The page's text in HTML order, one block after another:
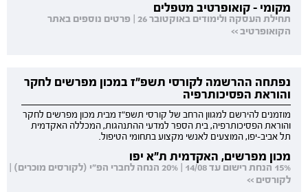
מקומי - קואופרטיב מטפלים
תחילת העסקה ולימודים באוקטובר 26 | פרטים נוספים באתר
הקואופרטיב >>
נפתחה ההרשמה לקורסי תשפ"ז במכון מפרשים לחקר
והוראת הפסיכותרפיה
מוזמנים להירשם למגוון הרחב של קורסי תשפ"ז מבית מכון מפרשים לחקר
והוראת הפסיכותרפיה, בית הספר למדעי ההתנהגות, המכללה האקדמית
תל אביב-יפו, המוצעים לאנשי מקצוע בתחומי הטיפול.
מכון מפרשים, האקדמית ת"א יפו
15% הנחת רישום עד 14/08 | 20% הנחה לחברי הפ"י (לקורסים מוכרים) |
לקורסים >>